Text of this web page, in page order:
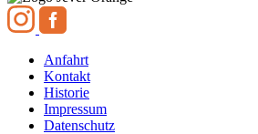
Anfahrt
Kontakt
Historie
Impressum
Datenschutz